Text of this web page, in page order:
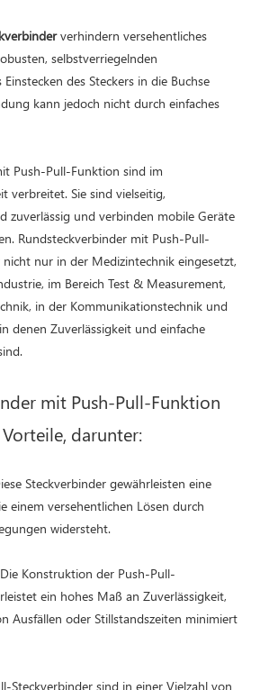
verhindern versehentliches
selbstverriegelnden
des Steckers in die Buchse
kann jedoch nicht durch einfaches
Push-Pull-Funktion sind im
verbreitet. Sie sind vielseitig,
zuverlässig und verbinden mobile Geräte
Rundsteckverbinder mit Push-Pull-
nur in der Medizintechnik eingesetzt,
im Bereich Test & Measurement,
in der Kommunikationstechnik und
denen Zuverlässigkeit und einfache
mit Push-Pull-Funktion
darunter:
Steckverbinder gewährleisten eine
einem versehentlichen Lösen durch
widersteht.
Konstruktion der Push-Pull-
ein hohes Maß an Zuverlässigkeit,
Ausfällen oder Stillstandszeiten minimiert
Steckverbinder sind in einer Vielzahl von